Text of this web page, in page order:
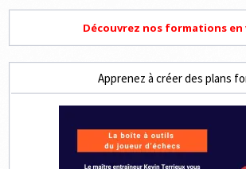
Découvrez nos formations en
Apprenez à créer des plans